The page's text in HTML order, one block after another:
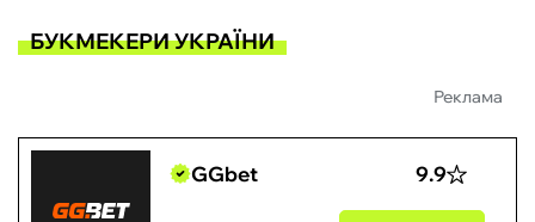
БУКМЕКЕРИ УКРАЇНИ
Реклама
GGbet 9.9